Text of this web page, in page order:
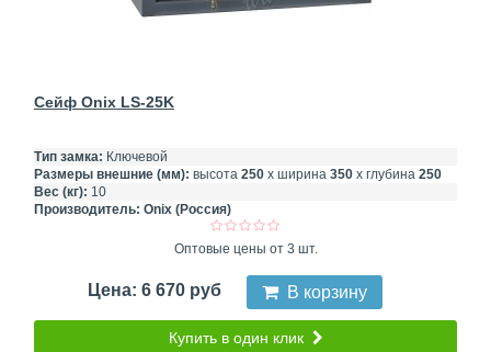
Сейф Onix LS-25K
Тип замка: Ключевой
Размеры внешние (мм): высота 250 х ширина 350 х глубина 250
Вес (кг): 10
Производитель: Onix (Россия)
Оптовые цены от 3 шт.
Цена: 6 670 руб В корзину
Купить в один клик